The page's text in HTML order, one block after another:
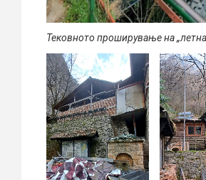
Тековното проширување на